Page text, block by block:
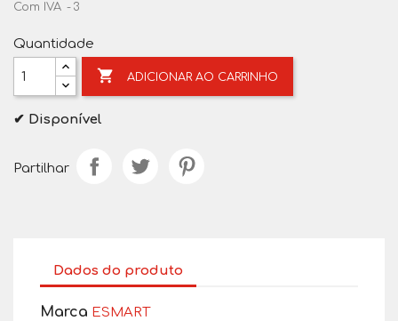
Com IVA 3
Quantidade
 ADICIONAR AO CARRINHO
✔ Disponível
Partilhar
Dados do produto
Marca ESMART